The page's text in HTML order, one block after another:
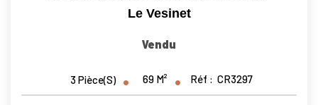
Le Vesinet
Vendu
3Pièce(s) 69 M² Réf : CR3297